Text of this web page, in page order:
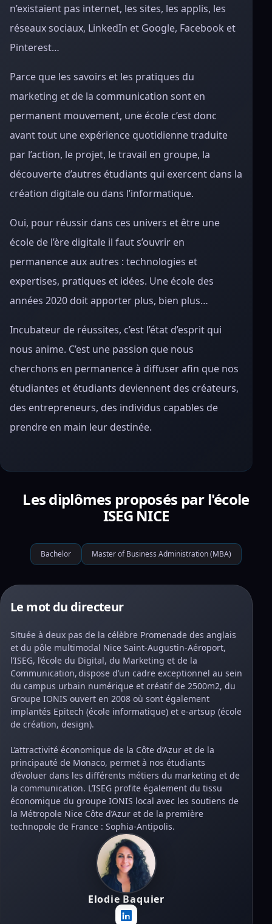
n’existaient pas internet, les sites, les applis, les
réseaux sociaux, LinkedIn et Google, Facebook et
Pinterest…
Parce que les savoirs et les pratiques du
marketing et de la communication sont en
permanent mouvement, une école c’est donc
avant tout une expérience quotidienne traduite
par l’action, le projet, le travail en groupe, la
découverte d’autres étudiants qui exercent dans la
création digitale ou dans l’informatique.
Oui, pour réussir dans ces univers et être une
école de l’ère digitale il faut s’ouvrir en
permanence aux autres : technologies et
expertises, pratiques et idées. Une école des
années 2020 doit apporter plus, bien plus…
Incubateur de réussites, c’est l’état d’esprit qui
nous anime. C’est une passion que nous
cherchons en permanence à diffuser afin que nos
étudiantes et étudiants deviennent des créateurs,
des entrepreneurs, des individus capables de
prendre en main leur destinée.
Les diplômes proposés par l'école
ISEG NICE
Bachelor Master of Business Administration (MBA)
Le mot du directeur
Située à deux pas de la célèbre Promenade des anglais
et du pôle multimodal Nice Saint-Augustin-Aéroport,
l’ISEG, l’école du Digital, du Marketing et de la
Communication, dispose d’un cadre exceptionnel au sein
du campus urbain numérique et créatif de 2500m2, du
Groupe IONIS ouvert en 2008 où sont également
implantés Epitech (école informatique) et e-artsup (école
de création, design).
L’attractivité économique de la Côte d’Azur et de la
principauté de Monaco, permet à nos étudiants
d’évoluer dans les différents métiers du marketing et de
la communication. L’ISEG profite également du tissu
économique du groupe IONIS local avec les soutiens de
la Métropole Nice Côte d’Azur et de la première
technopole de France : Sophia-Antipolis.
Elodie Baquier